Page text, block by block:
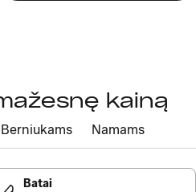
kainą
Berniukams Namams
Batai